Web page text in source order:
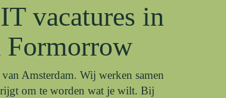
vacatures in
Formorrow
Amsterdam. Wij werken samen
om te worden wat je wilt. Bij